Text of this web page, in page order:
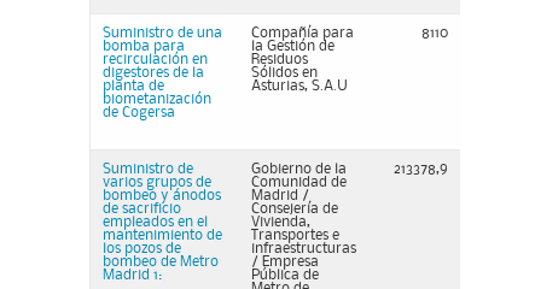
Suministro de una
bomba para
recirculación en
digestores de la
planta de
biometanización
de Cogersa
Compañía para
la Gestión de
Residuos
Sólidos en
Asturias, S.A.U
8110
Suministro de
varios grupos de
bombeo y ánodos
de sacrificio
empleados en el
mantenimiento de
los pozos de
bombeo de Metro
Madrid 1:
Gobierno de la
Comunidad de
Madrid /
Consejería de
Vivienda,
Transportes e
infraestructuras
/ Empresa
Pública de
213378,9